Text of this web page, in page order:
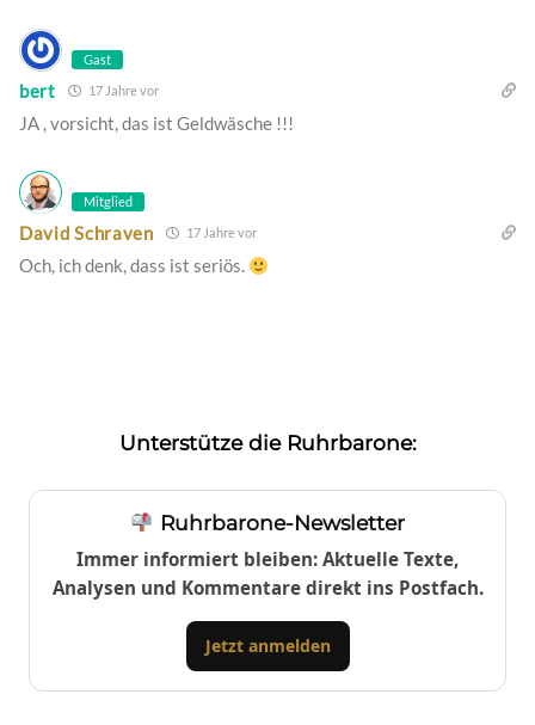
Gast
bert 17 Jahre vor
JA , vorsicht, das ist Geldwäsche !!!
Mitglied
David Schraven 17 Jahre vor
Och, ich denk, dass ist seriös.
Unterstütze die Ruhrbarone:
Ruhrbarone-Newsletter
Immer informiert bleiben: Aktuelle Texte,
Analysen und Kommentare direkt ins Postfach.
Jetzt anmelden